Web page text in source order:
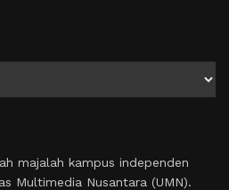
majalah kampus independen
Multimedia Nusantara (UMN).